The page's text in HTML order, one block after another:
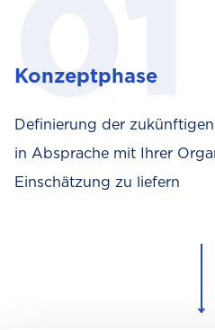
Konzeptphase
Definierung der
in Absprache mit Ihrer
Einschätzung zu liefern